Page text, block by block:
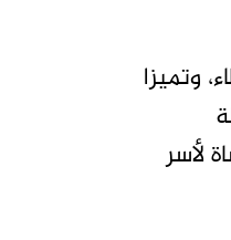
وتميزا
لأسر